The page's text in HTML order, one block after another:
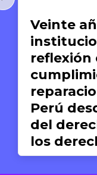
Veinte
reflexión
Perú
del
los